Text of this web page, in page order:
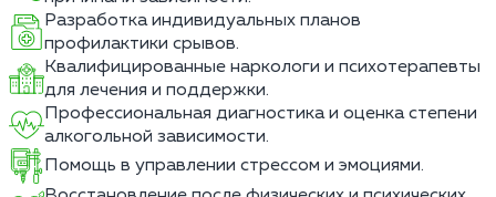
Разработка индивидуальных планов
профилактики срывов.
Квалифицированные наркологи и психотерапевты
для лечения и поддержки.
Профессиональная диагностика и оценка степени
алкогольной зависимости.
Помощь в управлении стрессом и эмоциями.